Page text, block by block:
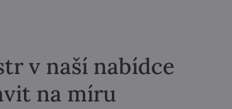
v naší nabídce
na míru